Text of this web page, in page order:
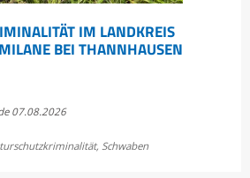
IM LANDKREIS
BEI THANNHAUSEN
07.08.2026
, Schwaben